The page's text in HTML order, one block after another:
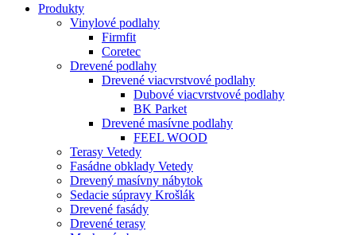
Produkty
Vinylové podlahy
Firmfit
Coretec
Drevené podlahy
Drevené viacvrstvové podlahy
Dubové viacvrstvové podlahy
BK Parket
Drevené masívne podlahy
FEEL WOOD
Terasy Vetedy
Fasádne obklady Vetedy
Drevený masívny nábytok
Sedacie súpravy Krošlák
Drevené fasády
Drevené terasy